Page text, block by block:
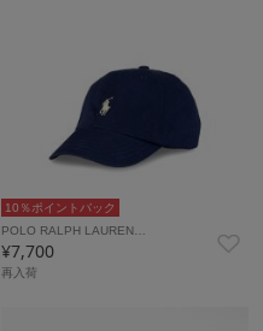
10％ポイントバック
POLO RALPH LAUREN…
¥7,700
再入荷